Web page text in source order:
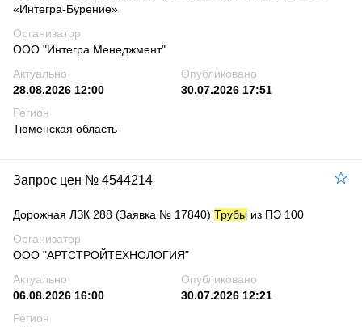
«Интегра-Бурение»
Организатор
ООО "Интегра Менеджмент"
Актуально
28.08.2026 12:00
Опубликовано
30.07.2026 17:51
Регион
Тюменская область
Запрос цен № 4544214
Дорожная ЛЗК 288 (Заявка № 17840) Трубы из ПЭ 100
Организатор
ООО "АРТСТРОЙТЕХНОЛОГИЯ"
Актуально
06.08.2026 16:00
Опубликовано
30.07.2026 12:21
Регион